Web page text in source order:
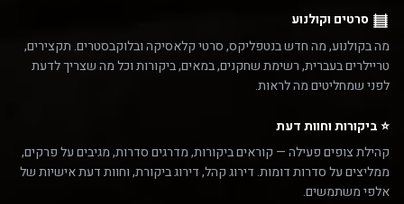
סרטים וקולנוע
מה בקולנוע, מה חדש בנטפליקס, סרטי קלאסיקה ובלוקבסטרים. תקצירים,
טריילרים בעברית, רשימת שחקנים, במאים, ביקורות וכל מה שצריך לדעת
לפני שמחליטים מה לראות.
⭐ ביקורות וחוות דעת
קהילת צופים פעילה — קוראים ביקורות, מדרגים סדרות, מגיבים על פרקים,
ממליצים על סדרות דומות. דירוג קהל, דירוג ביקורת, וחוות דעת אישיות של
אלפי משתמשים.